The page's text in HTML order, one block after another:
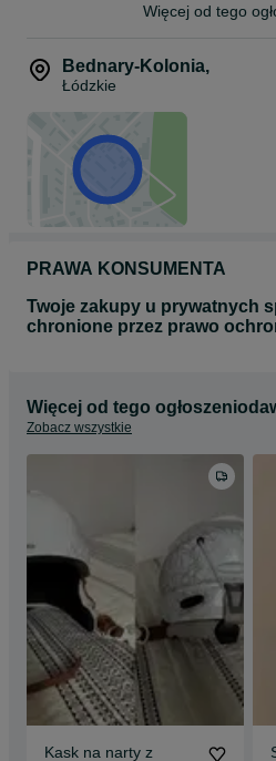
Więcej od tego
Bednary-Kolonia,
Łódzkie
PRAWA KONSUMENTA
Twoje zakupy u prywatnych
chronione przez prawo
Więcej od tego
Zobacz wszystkie
Kask na narty z